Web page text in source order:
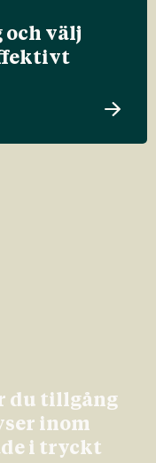
och välj
du tillgång
inom
i tryckt